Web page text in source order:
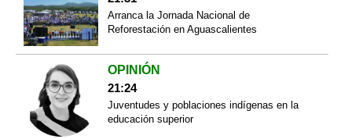
Arranca la Jornada Nacional de
Reforestación en Aguascalientes
OPINIÓN
21:24
Juventudes y poblaciones indígenas en la
educación superior